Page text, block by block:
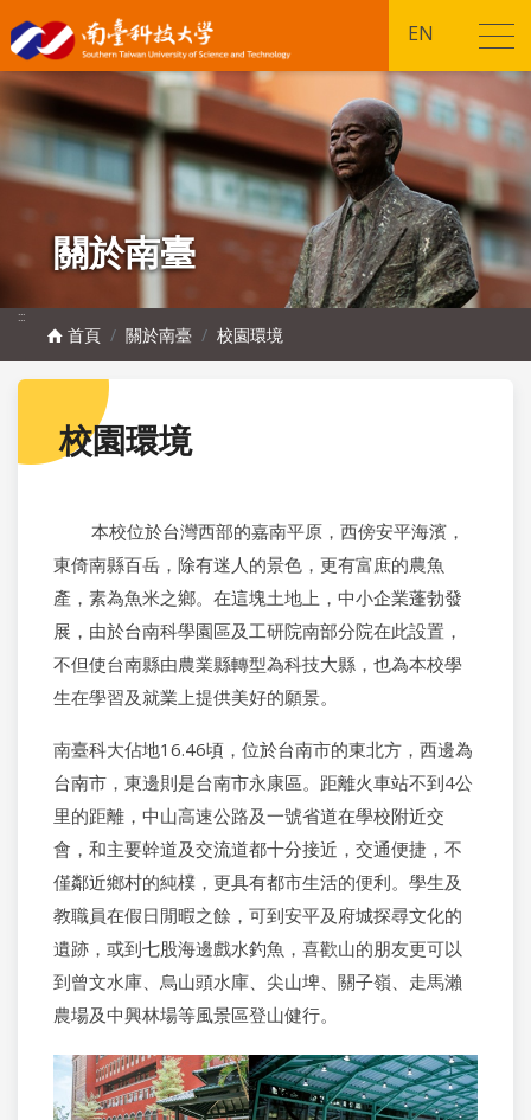
EN
關於南臺
:::
首頁 關於南臺 校園環境
校園環境
本校位於台灣西部的嘉南平原，西傍安平海濱，
東倚南縣百岳，除有迷人的景色，更有富庶的農魚
產，素為魚米之鄉。在這塊土地上，中小企業蓬勃發
展，由於台南科學園區及工研院南部分院在此設置，
不但使台南縣由農業縣轉型為科技大縣，也為本校學
生在學習及就業上提供美好的願景。
南臺科大佔地16.46頃，位於台南市的東北方，西邊為
台南市，東邊則是台南市永康區。距離火車站不到4公
里的距離，中山高速公路及一號省道在學校附近交
會，和主要幹道及交流道都十分接近，交通便捷，不
僅鄰近鄉村的純樸，更具有都市生活的便利。學生及
教職員在假日閒暇之餘，可到安平及府城探尋文化的
遺跡，或到七股海邊戲水釣魚，喜歡山的朋友更可以
到曾文水庫、烏山頭水庫、尖山埤、關子嶺、走馬瀨
農場及中興林場等風景區登山健行。